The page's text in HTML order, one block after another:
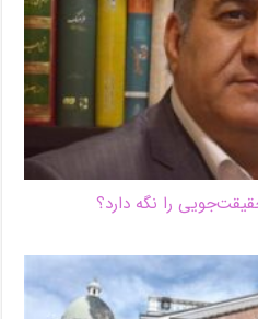
را نگه دارد؟